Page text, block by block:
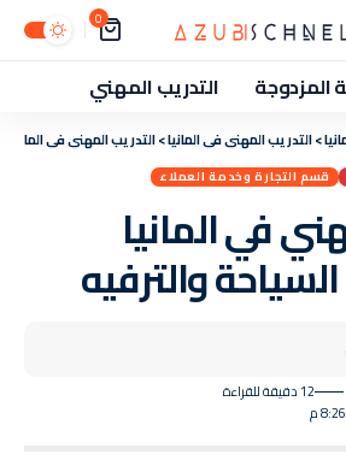
0
المزدوجة التدريب المهني
>التدريب المهني في المانيا>التدريب المهني في
قسم التجارة وخدمة العملاء
في المانيا
والترفيه
12 دقيقة للقراءة